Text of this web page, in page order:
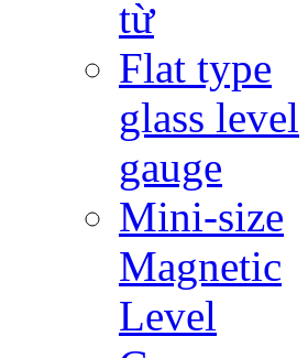
từ
Flat type
glass level
gauge
Mini-size
Magnetic
Level